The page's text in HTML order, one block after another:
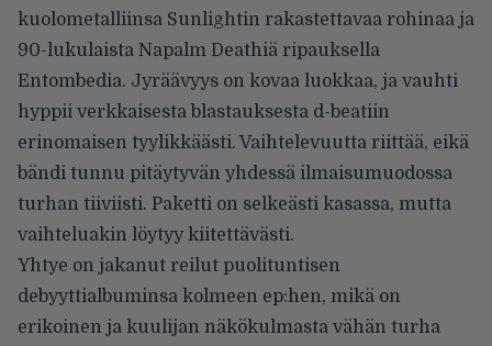
kuolometalliinsa Sunlightin rakastettavaa rohinaa ja
90-lukulaista Napalm Deathiä ripauksella
Entombedia. Jyräävyys on kovaa luokkaa, ja vauhti
hyppii verkkaisesta blastauksesta d-beatiin
erinomaisen tyylikkäästi. Vaihtelevuutta riittää, eikä
bändi tunnu pitäytyvän yhdessä ilmaisumuodossa
turhan tiiviisti. Paketti on selkeästi kasassa, mutta
vaihteluakin löytyy kiitettävästi.
Yhtye on jakanut reilut puolituntisen
debyyttialbuminsa kolmeen ep:hen, mikä on
erikoinen ja kuulijan näkökulmasta vähän turha